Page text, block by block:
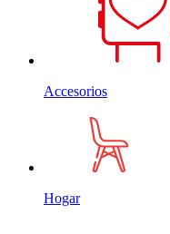
Accesorios
Hogar